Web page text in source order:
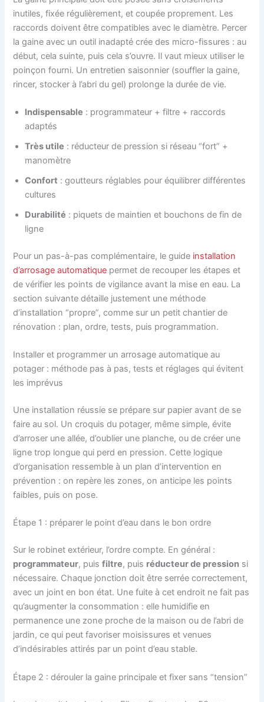
inutiles, fixée régulièrement, et coupée proprement. Les
raccords doivent être compatibles avec le diamètre. Percer
la gaine avec un outil inadapté crée des micro-fissures : au
début, cela suinte, puis cela s’ouvre. Il vaut mieux utiliser le
poinçon fourni. Un entretien saisonnier (souffler la gaine,
rincer, stocker à l’abri du gel) prolonge la durée de vie.
Indispensable : programmateur + filtre + raccords
adaptés
Très utile : réducteur de pression si réseau “fort” +
manomètre
Confort : goutteurs réglables pour équilibrer différentes
cultures
Durabilité : piquets de maintien et bouchons de fin de
ligne
Pour un pas-à-pas complémentaire, le guide installation
d’arrosage automatique permet de recouper les étapes et
de vérifier les points de vigilance avant la mise en eau. La
section suivante détaille justement une méthode
d’installation “propre”, comme sur un petit chantier de
rénovation : plan, ordre, tests, puis programmation.
Installer et programmer un arrosage automatique au
potager : méthode pas à pas, tests et réglages qui évitent
les imprévus
Une installation réussie se prépare sur papier avant de se
faire au sol. Un croquis du potager, même simple, évite
d’arroser une allée, d’oublier une planche, ou de créer une
ligne trop longue qui perd en pression. Cette logique
d’organisation ressemble à un plan d’intervention en
prévention : on repère les zones, on anticipe les points
faibles, puis on pose.
Étape 1 : préparer le point d’eau dans le bon ordre
Sur le robinet extérieur, l’ordre compte. En général :
programmateur, puisfiltre, puis réducteur de pression si
nécessaire. Chaque jonction doit être serrée correctement,
avec un joint en bon état. Une fuite à cet endroit ne fait pas
qu’augmenter la consommation : elle humidifie en
permanence une zone proche de la maison ou de l’abri de
jardin, ce qui peut favoriser moisissures et venues
d’indésirables attirés par un point d’eau stable.
Étape 2 : dérouler la gaine principale et fixer sans “tension”